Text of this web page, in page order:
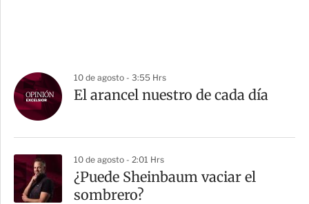
10 de agosto - 3:55 Hrs
El arancel nuestro de cada día
10 de agosto - 2:01 Hrs
¿Puede Sheinbaum vaciar el
sombrero?